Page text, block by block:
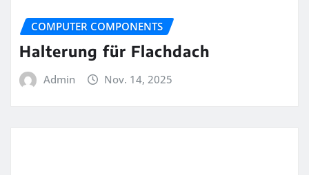
COMPUTER COMPONENTS
Halterung für Flachdach
Admin Nov. 14, 2025